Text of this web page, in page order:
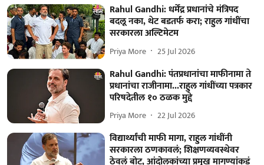
Rahul Gandhi: धर्मेंद्र प्रधानांचे मंत्रिपद
बदलू नका, थेट बडतर्फ करा; राहुल गांधींचा
सरकारला अल्टिमेटम
Priya More 25 Jul 2026
Rahul Gandhi: पंतप्रधानांचा माफीनामा ते
प्रधानांचा राजीनामा...राहुल गांधींच्या पत्रकार
परिषदेतील १० ठळक मुद्दे
Priya More 22 Jul 2026
विद्यार्थ्यांची माफी मागा, राहुल गांधींनी
सरकारला ठणकावलं; शिक्षणव्यवस्थेवर